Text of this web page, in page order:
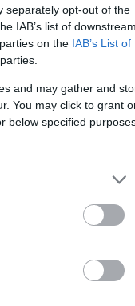
separately opt-out of the
IAB’s list of downstream
on the IAB’s List of
and may gather and
You may click to grant
below specified